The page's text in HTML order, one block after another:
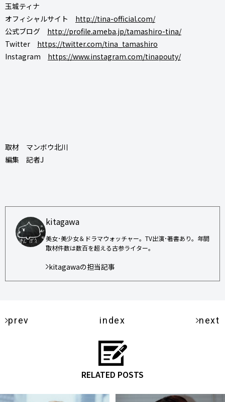
玉城ティナ
オフィシャルサイト http://tina-official.com/
公式ブログ http://profile.ameba.jp/tamashiro-tina/
Twitter https://twitter.com/tina_tamashiro
Instagram https://www.instagram.com/tinapouty/
取材 マンボウ北川
編集 記者J
kitagawa
美女･美少女＆ドラマウォッチャー。TV出演･著書あり。年間
取材件数は数百を超える古参ライター。
kitagawaの担当記事
prev index next
RELATED POSTS